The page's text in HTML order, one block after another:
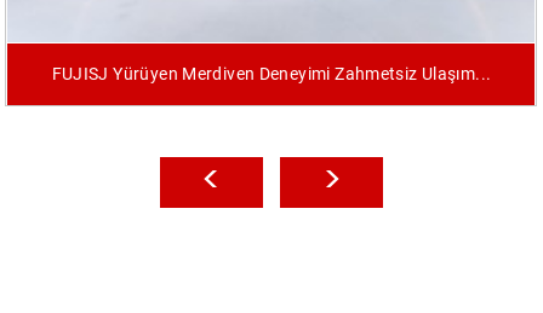
FUJISJ Yürüyen Merdiven Deneyimi Zahmetsiz Ulaşım...